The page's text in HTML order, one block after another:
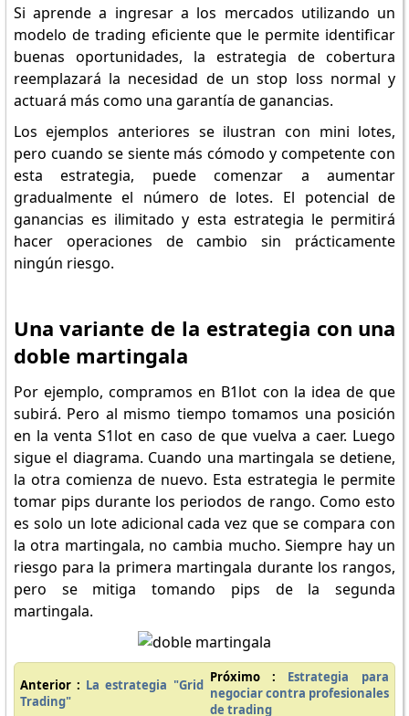
Si aprende a ingresar a los mercados utilizando un
modelo de trading eficiente que le permite identificar
buenas oportunidades, la estrategia de cobertura
reemplazará la necesidad de un stop loss normal y
actuará más como una garantía de ganancias.
Los ejemplos anteriores se ilustran con mini lotes,
pero cuando se siente más cómodo y competente con
esta estrategia, puede comenzar a aumentar
gradualmente el número de lotes. El potencial de
ganancias es ilimitado y esta estrategia le permitirá
hacer operaciones de cambio sin prácticamente
ningún riesgo.
Una variante de la estrategia con una
doble martingala
Por ejemplo, compramos en B1lot con la idea de que
subirá. Pero al mismo tiempo tomamos una posición
en la venta S1lot en caso de que vuelva a caer. Luego
sigue el diagrama. Cuando una martingala se detiene,
la otra comienza de nuevo. Esta estrategia le permite
tomar pips durante los periodos de rango. Como esto
es solo un lote adicional cada vez que se compara con
la otra martingala, no cambia mucho. Siempre hay un
riesgo para la primera martingala durante los rangos,
pero se mitiga tomando pips de la segunda
martingala.
Anterior : La estrategia "Grid
Trading"
Próximo : Estrategia para
negociar contra profesionales
de trading